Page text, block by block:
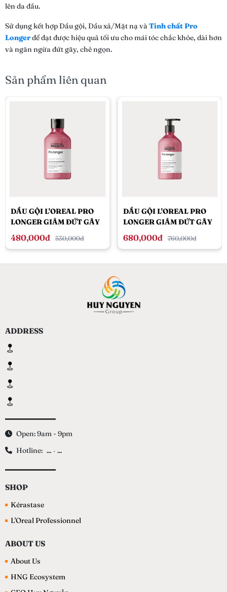
lên da đầu.
Sử dụng kết hợp Dầu gội, Dầu xả/Mặt nạ vàTinh chất Pro
Longerđể đạt được hiệu quả tối ưu cho mái tóc chắc khỏe, dài hơn
và ngăn ngừa đứt gãy, chẻ ngọn.
Sản phẩm liên quan
DẦU GỘI L'OREAL PRO
LONGER GIẢM ĐỨT GÃY
480,000đ 530,000đ
DẦU GỘI L'OREAL PRO
LONGER GIẢM ĐỨT GÃY
680,000đ 760,000đ
ADDRESS
Open: 9am - 9pm
Hotline: ... - ...
SHOP
Kérastase
L'Oreal Professionnel
ABOUT US
About Us
HNG Ecosystem